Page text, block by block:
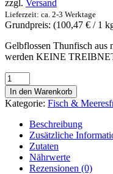
zzgl. Versand
Lieferzeit: ca. 2-3 Werktage
Grundpreis: (100,47 € / 1
Gelbflossen Thunfisch aus
werden KEINE
Atún
claro
en
aceite
oliva
Ortiz
In den Warenkorb
Kategorie: Fisch &
Beschreibung
Zusätzliche
Zutaten
Nährwerte
Rezensionen (0)